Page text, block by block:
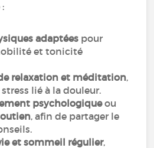
adaptées pour
et tonicité
relaxation et méditation,
lié à la douleur.
psychologiqueou
, afin de partager le
et sommeil régulier,